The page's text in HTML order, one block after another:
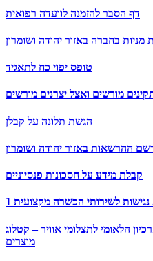
דף הסבר להזמנה לוועדה רפואית
מניות בחברה באזור יהודה ושומרון
טופס יפוי כח לתאגיד
מורשים ואצל יצרנים מורשים
הגשת תלונה על קבלן
ההרשאות באזור יהודה ושומרון
קבלת מידע על חסכונות פנסיוניים
לשירותי הכשרה מקצועית 1
הלאומי לתצלומי אוויר – קטלוג
מוצרים